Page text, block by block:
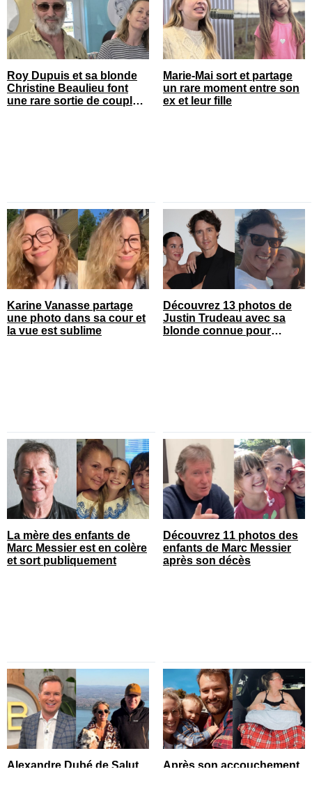
Roy Dupuis et sa blonde
Christine Beaulieu font
une rare sortie de couple
Marie-Mai sort et partage
un rare moment entre son
ex et leur fille
Karine Vanasse partage
une photo dans sa cour et
la vue est sublime
Découvrez 13 photos de
Justin Trudeau avec sa
blonde connue pour
La mère des enfants de
Marc Messier est en colère
et sort publiquement
Découvrez 11 photos des
enfants de Marc Messier
après son décès
Alexandre Dubé de Salut
Après son accouchement,